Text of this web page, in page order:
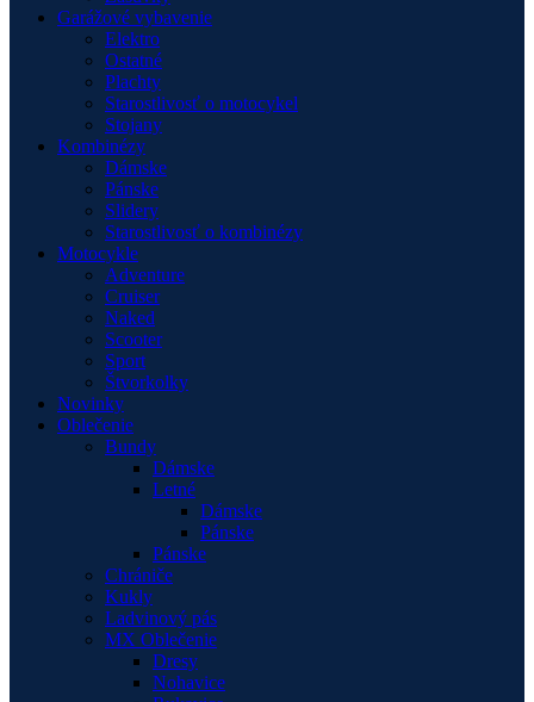
Garážové vybavenie
Elektro
Ostatné
Plachty
Starostlivosť o motocykel
Stojany
Kombinézy
Dámske
Pánske
Slidery
Starostlivosť o kombinézy
Motocykle
Adventure
Cruiser
Naked
Scooter
Sport
Štvorkolky
Novinky
Oblečenie
Bundy
Dámske
Letné
Dámske
Pánske
Pánske
Chrániče
Kukly
Ladvinový pás
MX Oblečenie
Dresy
Nohavice